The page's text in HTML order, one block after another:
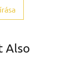
Also